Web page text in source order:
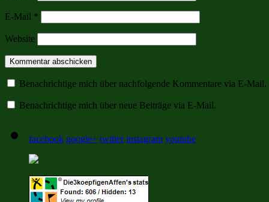
E-Mail *
Website
Benachrichtige mich über nachfolgende Kommentare via E-Mail.
Benachrichtige mich über neue Beiträge via E-Mail.
facebook google+ twitter instagram youtube